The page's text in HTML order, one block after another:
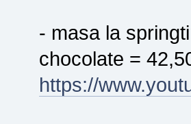
- masa la
chocolate =
https://